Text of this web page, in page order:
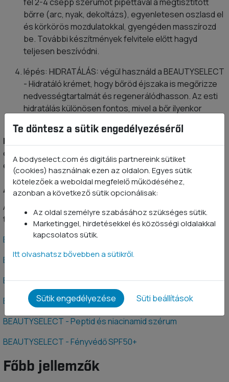
bőrre (arc, nyak, dekoltázs), egyenletesen oszlasd el
és körkörös mozdulatokkal, gyengéden masszírozd
be. További készítmények felvitele előtt hagyd
teljesen beszívódni.
lépés: HIDRATÁLÁS: végül használd a BEAUTYSELECT
- Hidratáló krémet, hogy bőröd éjszaka is megőrizze
nedvességtartalmát és regenerálódhasson. Az esti
hidratálás különösen fontos, mivel a bőr ilyenkor
Figyelem!
együtt a 10%-os C-vitamin szérummal, mivel a két termék
együttes használata erősebb napérzékenységet okozhat.
Ajánlott felhasználás
A termékekről bővebb információt a termékoldalakon
találsz:
BEAUTYSELECT Revitalizáló arctisztító
BEAUTYSELECT - Hidratáló krém
BEAUTYSELECT - 10% C-vitamin szérum
BEAUTYSELECT - Retinol és aloe vera szérum
BEAUTYSELECT - Peptid és niacinamid szérum
BEAUTYSELECT - Fényvédő SPF50+
Főbb jellemzők
Te döntesz a sütik engedélyezéséről
A bodyselect.com és digitális partnereink sütiket
(cookies) használnak ezen az oldalon. Egyes sütik
kötelezőek a weboldal megfelelő működéséhez,
azonban a következő sütik opcionálisak:
Az oldal személyre szabásához szükséges sütik.
Marketinggel, hirdetésekkel és közösségi oldalakkal
kapcsolatos sütik.
Itt olvashatsz bővebben a sütikről.
Sütik engedélyezése Süti beállítások